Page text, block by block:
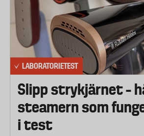
LABORATORIETEST
Slipp strykjärnet –
steamern som
i test